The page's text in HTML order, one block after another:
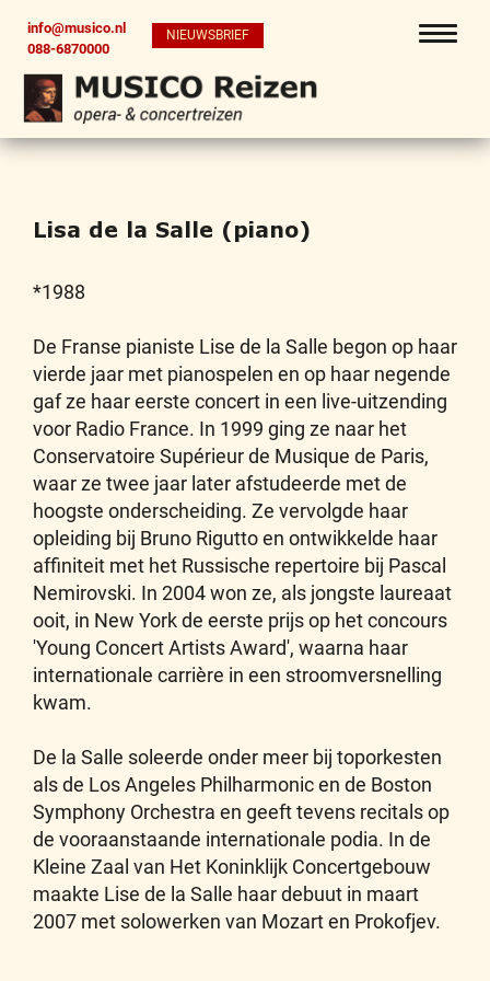
info@musico.nl
088-6870000
NIEUWSBRIEF
Lisa de la Salle (piano)
*1988
De Franse pianiste Lise de la Salle begon op haar
vierde jaar met pianospelen en op haar negende
gaf ze haar eerste concert in een live-uitzending
voor Radio France. In 1999 ging ze naar het
Conservatoire Supérieur de Musique de Paris,
waar ze twee jaar later afstudeerde met de
hoogste onderscheiding. Ze vervolgde haar
opleiding bij Bruno Rigutto en ontwikkelde haar
affiniteit met het Russische repertoire bij Pascal
Nemirovski. In 2004 won ze, als jongste laureaat
ooit, in New York de eerste prijs op het concours
'Young Concert Artists Award', waarna haar
internationale carrière in een stroomversnelling
kwam.
De la Salle soleerde onder meer bij toporkesten
als de Los Angeles Philharmonic en de Boston
Symphony Orchestra en geeft tevens recitals op
de vooraanstaande internationale podia. In de
Kleine Zaal van Het Koninklijk Concertgebouw
maakte Lise de la Salle haar debuut in maart
2007 met solowerken van Mozart en Prokofjev.